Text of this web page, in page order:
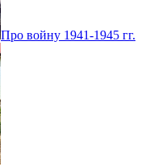
Про войну 1941-1945 гг.